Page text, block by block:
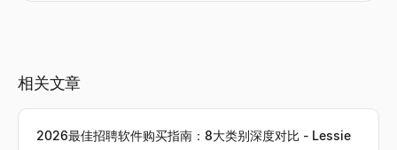
相关文章
2026最佳招聘软件购买指南：8大类别深度对比 - Lessie